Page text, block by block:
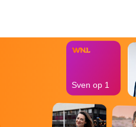
Sven op 1